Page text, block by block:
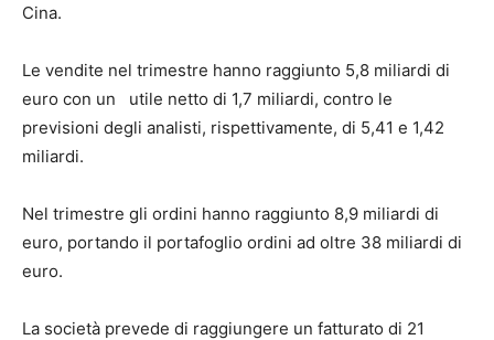
Cina.
Le vendite nel trimestre hanno raggiunto 5,8 miliardi di
euro con un utile netto di 1,7 miliardi, contro le
previsioni degli analisti, rispettivamente, di 5,41 e 1,42
miliardi.
Nel trimestre gli ordini hanno raggiunto 8,9 miliardi di
euro, portando il portafoglio ordini ad oltre 38 miliardi di
euro.
La società prevede di raggiungere un fatturato di 21